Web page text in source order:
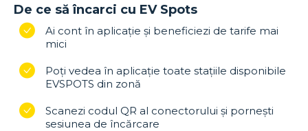
De ce să încarci cu EV Spots
Ai cont în aplicație și beneficiezi de tarife mai
mici
Poți vedea în aplicație toate stațiile disponibile
EVSPOTS din zonă
Scanezi codul QR al conectorului și pornești
sesiunea de încărcare